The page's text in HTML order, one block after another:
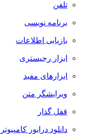
تلفن
برنامه نویسی
بازیابی اطلاعات
ابزار رجیستری
ابزارهای مفید
ویرایشگر متن
قفل گذار
دانلود درایور